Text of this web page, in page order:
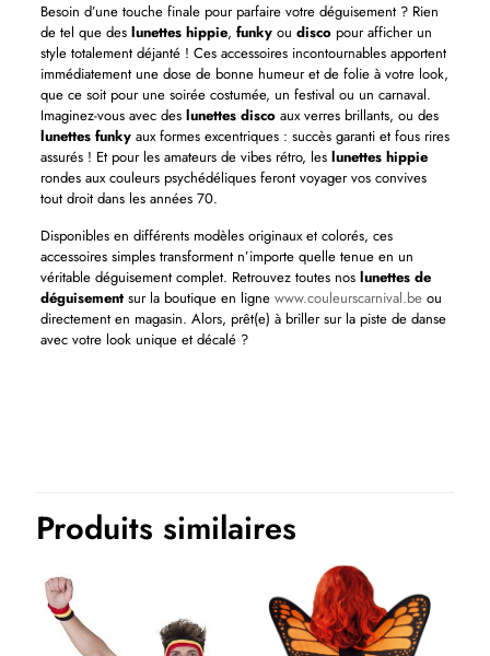
Besoin d’une touche finale pour parfaire votre déguisement ? Rien
de tel que des lunettes hippie, funkyou discopour afficher un
style totalement déjanté ! Ces accessoires incontournables apportent
immédiatement une dose de bonne humeur et de folie à votre look,
que ce soit pour une soirée costumée, un festival ou un carnaval.
Imaginez-vous avec des lunettes discoaux verres brillants, ou des
lunettes funkyaux formes excentriques : succès garanti et fous rires
assurés ! Et pour les amateurs de vibes rétro, les lunettes hippie
rondes aux couleurs psychédéliques feront voyager vos convives
tout droit dans les années 70.
Disponibles en différents modèles originaux et colorés, ces
accessoires simples transforment n’importe quelle tenue en un
véritable déguisement complet. Retrouvez toutes nos lunettes de
déguisementsur la boutique en ligne www.couleurscarnival.beou
directement en magasin. Alors, prêt(e) à briller sur la piste de danse
avec votre look unique et décalé ?
Produits similaires